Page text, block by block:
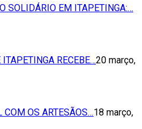
SOLIDÁRIO EM ITAPETINGA:…
RECEBE…20 março,
COM OS ARTESÃOS…18 março,